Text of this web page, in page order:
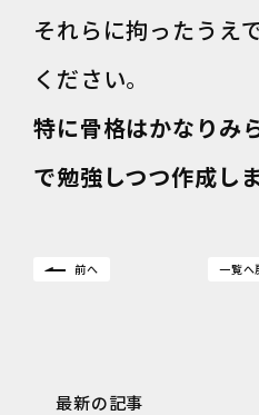
それらに拘ったうえ
ください。
特に骨格はかなりみ
で勉強しつつ作成し
前へ 一覧へ
最新の記事